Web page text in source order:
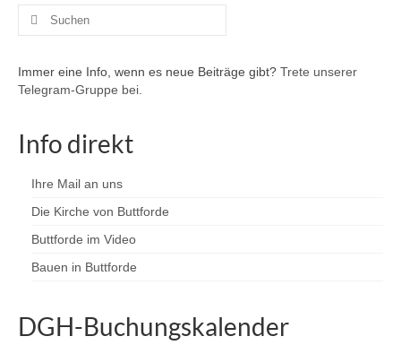
Suchen
Immer eine Info, wenn es neue Beiträge gibt? Trete unserer
Telegram-Gruppe bei.
Info direkt
Ihre Mail an uns
Die Kirche von Buttforde
Buttforde im Video
Bauen in Buttforde
DGH-Buchungskalender